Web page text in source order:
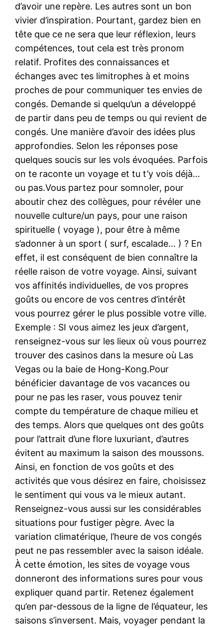
d’avoir une repère. Les autres sont un bon
vivier d’inspiration. Pourtant, gardez bien en
tête que ce ne sera que leur réflexion, leurs
compétences, tout cela est très pronom
relatif. Profites des connaissances et
échanges avec tes limitrophes à et moins
proches de pour communiquer tes envies de
congés. Demande si quelqu’un a développé
de partir dans peu de temps ou qui revient de
congés. Une manière d’avoir des idées plus
approfondies. Selon les réponses pose
quelques soucis sur les vols évoquées. Parfois
on te raconte un voyage et tu t’y vois déjà…
ou pas.Vous partez pour somnoler, pour
aboutir chez des collègues, pour révéler une
nouvelle culture/un pays, pour une raison
spirituelle ( voyage ), pour être à même
s’adonner à un sport ( surf, escalade… ) ? En
effet, il est conséquent de bien connaître la
réelle raison de votre voyage. Ainsi, suivant
vos affinités individuelles, de vos propres
goûts ou encore de vos centres d’intérêt
vous pourrez gérer le plus possible votre ville.
Exemple : SI vous aimez les jeux d’argent,
renseignez-vous sur les lieux où vous pourrez
trouver des casinos dans la mesure où Las
Vegas ou la baie de Hong-Kong.Pour
bénéficier davantage de vos vacances ou
pour ne pas les raser, vous pouvez tenir
compte du température de chaque milieu et
des temps. Alors que quelques ont des goûts
pour l’attrait d’une flore luxuriant, d’autres
évitent au maximum la saison des moussons.
Ainsi, en fonction de vos goûts et des
activités que vous désirez en faire, choisissez
le sentiment qui vous va le mieux autant.
Renseignez-vous aussi sur les considérables
situations pour fustiger pègre. Avec la
variation climatérique, l’heure de vos congés
peut ne pas ressembler avec la saison idéale.
À cette émotion, les sites de voyage vous
donneront des informations sures pour vous
expliquer quand partir. Retenez également
qu’en par-dessous de la ligne de l’équateur, les
saisons s’inversent. Mais, voyager pendant la